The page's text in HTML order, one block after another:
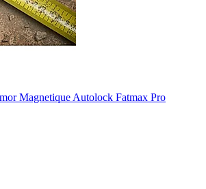
Magnetique Autolock Fatmax Pro